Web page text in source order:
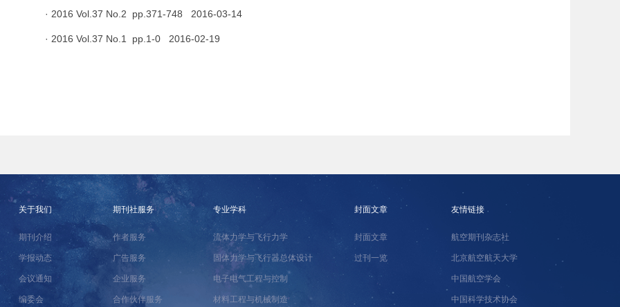
· 2016 Vol.37 No.2 pp.371-748 2016-03-14
· 2016 Vol.37 No.1 pp.1-0 2016-02-19
关于我们
期刊介绍
学报动态
会议通知
编委会
期刊社服务
作者服务
广告服务
企业服务
合作伙伴服务
专业学科
流体力学与飞行力学
固体力学与飞行器总体设计
电子电气工程与控制
材料工程与机械制造
封面文章
封面文章
过刊一览
友情链接
航空期刊杂志社
北京航空航天大学
中国航空学会
中国科学技术协会